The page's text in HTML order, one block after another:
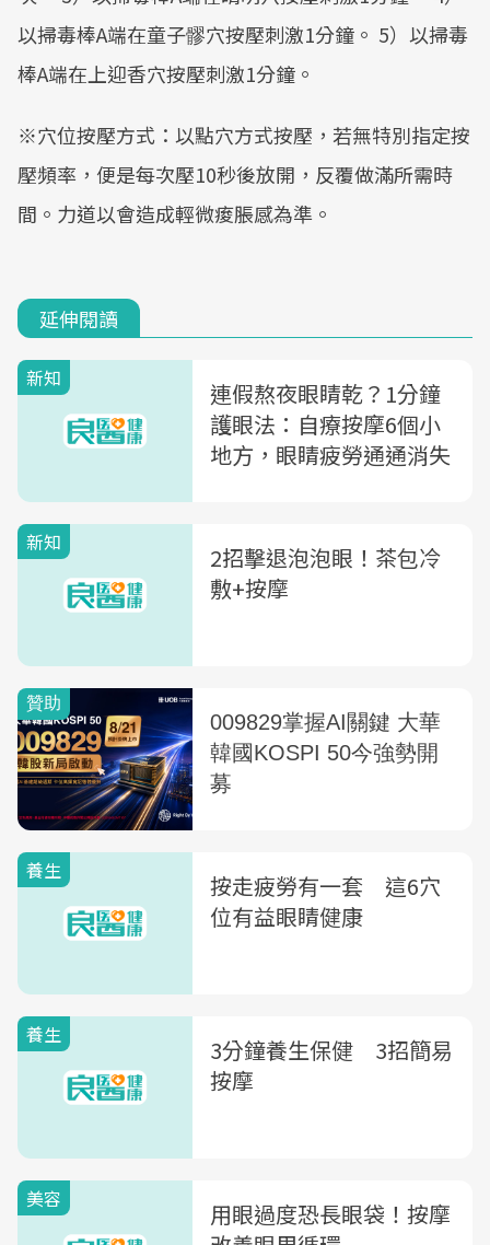
以掃毒棒A端在童子髎穴按壓刺激1分鐘。 5）以掃毒
棒A端在上迎香穴按壓刺激1分鐘。
※穴位按壓方式：以點穴方式按壓，若無特別指定按
壓頻率，便是每次壓10秒後放開，反覆做滿所需時
間。力道以會造成輕微痠脹感為準。
延伸閱讀
新知
連假熬夜眼睛乾？1分鐘
護眼法：自療按摩6個小
地方，眼睛疲勞通通消失
新知
2招擊退泡泡眼！茶包冷
敷+按摩
養生
按走疲勞有一套 這6穴
位有益眼睛健康
養生
3分鐘養生保健 3招簡易
按摩
美容
用眼過度恐長眼袋！按摩